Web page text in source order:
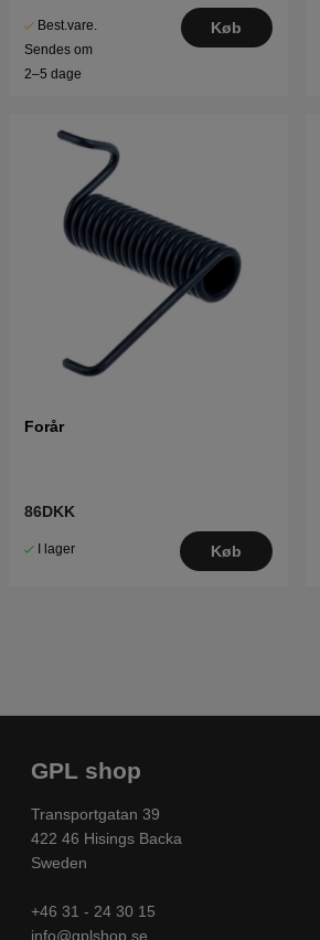
Best.vare.
Sendes om
2–5 dage
Køb
Forår
86DKK
I lager Køb
GPL shop
Transportgatan 39
422 46 Hisings Backa
Sweden
+46 31 - 24 30 15
info@gplshop.se